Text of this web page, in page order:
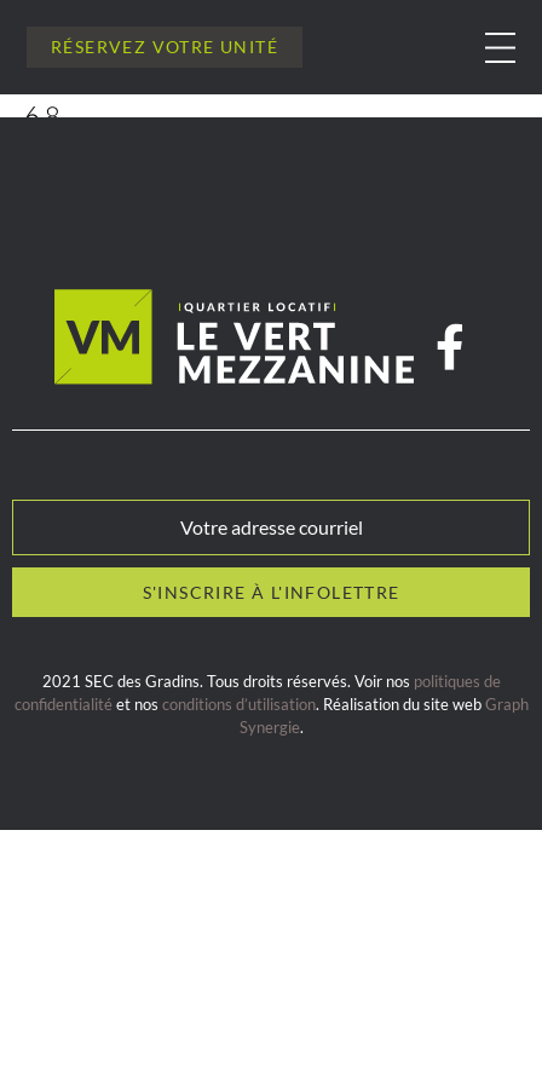
RÉSERVEZ VOTRE UNITÉ
68
2021 SEC des Gradins. Tous droits réservés. Voir nos politiques de
confidentialité et nos conditions d’utilisation. Réalisation du site webGraph
Synergie.